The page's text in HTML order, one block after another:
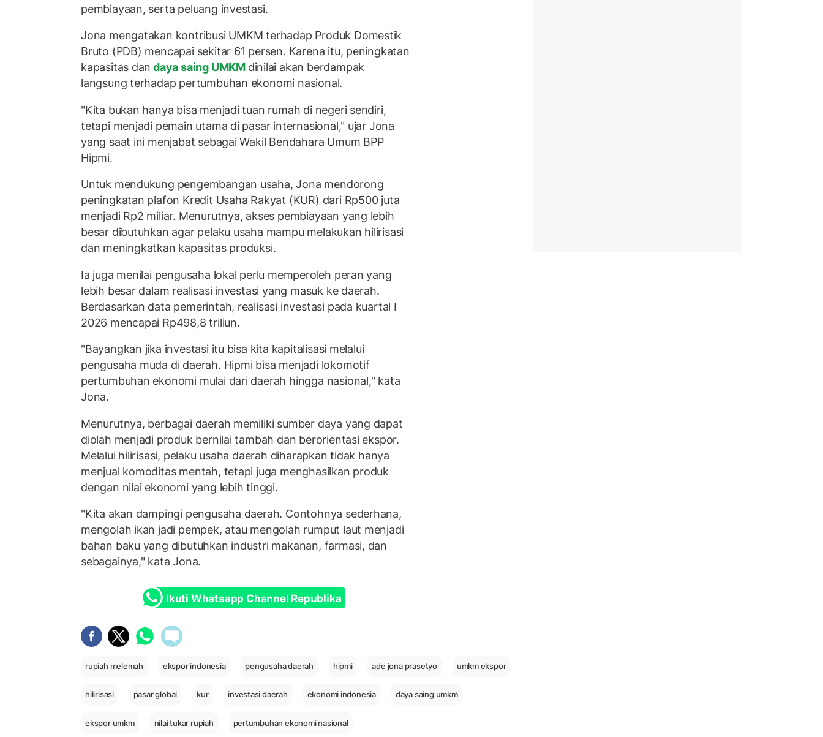
pembiayaan, serta peluang investasi.
Jona mengatakan kontribusi UMKM terhadap Produk Domestik
Bruto (PDB) mencapai sekitar 61 persen. Karena itu, peningkatan
kapasitas dan daya saing UMKM dinilai akan berdampak
langsung terhadap pertumbuhan ekonomi nasional.
"Kita bukan hanya bisa menjadi tuan rumah di negeri sendiri,
tetapi menjadi pemain utama di pasar internasional," ujar Jona
yang saat ini menjabat sebagai Wakil Bendahara Umum BPP
Hipmi.
Untuk mendukung pengembangan usaha, Jona mendorong
peningkatan plafon Kredit Usaha Rakyat (KUR) dari Rp500 juta
menjadi Rp2 miliar. Menurutnya, akses pembiayaan yang lebih
besar dibutuhkan agar pelaku usaha mampu melakukan hilirisasi
dan meningkatkan kapasitas produksi.
Ia juga menilai pengusaha lokal perlu memperoleh peran yang
lebih besar dalam realisasi investasi yang masuk ke daerah.
Berdasarkan data pemerintah, realisasi investasi pada kuartal I
2026 mencapai Rp498,8 triliun.
"Bayangkan jika investasi itu bisa kita kapitalisasi melalui
pengusaha muda di daerah. Hipmi bisa menjadi lokomotif
pertumbuhan ekonomi mulai dari daerah hingga nasional," kata
Jona.
Menurutnya, berbagai daerah memiliki sumber daya yang dapat
diolah menjadi produk bernilai tambah dan berorientasi ekspor.
Melalui hilirisasi, pelaku usaha daerah diharapkan tidak hanya
menjual komoditas mentah, tetapi juga menghasilkan produk
dengan nilai ekonomi yang lebih tinggi.
"Kita akan dampingi pengusaha daerah. Contohnya sederhana,
mengolah ikan jadi pempek, atau mengolah rumput laut menjadi
bahan baku yang dibutuhkan industri makanan, farmasi, dan
sebagainya," kata Jona.
Ikuti Whatsapp Channel Republika
rupiah melemah ekspor indonesia pengusaha daerah hipmi ade jona prasetyo umkm ekspor
hilirisasi pasar global kur investasi daerah ekonomi indonesia daya saing umkm
ekspor umkm nilai tukar rupiah pertumbuhan ekonomi nasional